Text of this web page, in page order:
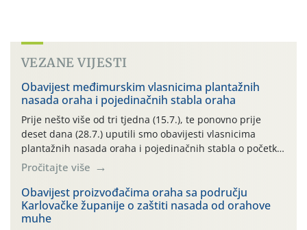
VEZANE VIJESTI
Obavijest međimurskim vlasnicima plantažnih
nasada oraha i pojedinačnih stabla oraha
Prije nešto više od tri tjedna (15.7.), te ponovno prije
deset dana (28.7.) uputili smo obavijesti vlasnicima
plantažnih nasada oraha i pojedinačnih stabla o početku
leta i ovogodišnjoj potrebi usmjerenog suzbijanja
orahove muhe (Rhagoletis completa)! Već dvanaest dana
traje drugi ovogodišnji “toplinski udar”, koji naročito
izražen zadnja šest dana (31.7.-05.8.), jer najviše
temperature zraka svakodnevno […]
Pročitajte više
Obavijest proizvođačima oraha sa području
Karlovačke županije o zaštiti nasada od orahove
muhe